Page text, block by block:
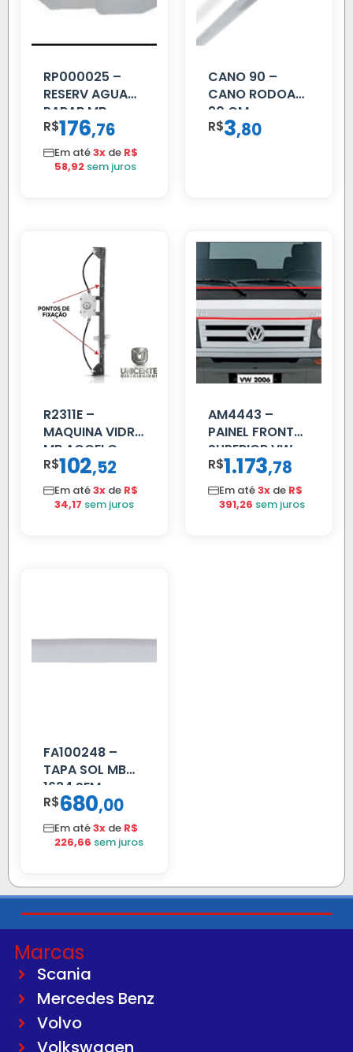
RP000025 –
RESERV AGUA
PARAB MB
ACCELO
C/TAMPA
R$176,76
Em até3x de R$
58,92 sem juros
CANO 90 –
CANO RODOAR
90 CM
R$3,80
R2311E –
MAQUINA VIDRO
MB ACCELO
2002 ATE 2011
S/MOTOR LE
R$102,52
Em até3x de R$
34,17 sem juros
AM4443 –
PAINEL FRONTAL
SUPERIOR VW
DELIVERY
R$1.173,78
Em até3x de R$
391,26 sem juros
FA100248 –
TAPA SOL MB
1634 SEM
SUPORTE FIBRA
R$680,00
Em até3x de R$
226,66 sem juros
Marcas
Scania
Mercedes Benz
Volvo
Volkswagen